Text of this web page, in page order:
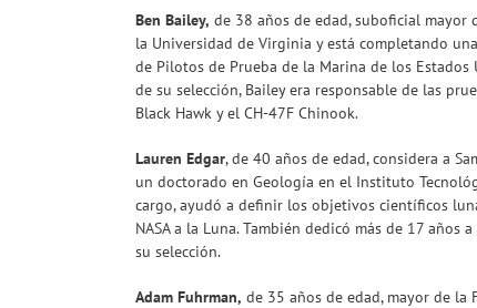
Ben Bailey, de 38 años de edad, suboficial mayor
la Universidad de Virginia y está completando
de Pilotos de Prueba de la Marina de los
de su selección, Bailey era responsable de las
Black Hawk y el CH-47F Chinook.
Lauren Edgar, de 40 años de edad, considera a
un doctorado en Geología en el Instituto
cargo, ayudó a definir los objetivos científicos
NASA a la Luna. También dedicó más de 17
su selección.
Adam Fuhrman, de 35 años de edad, mayor de la